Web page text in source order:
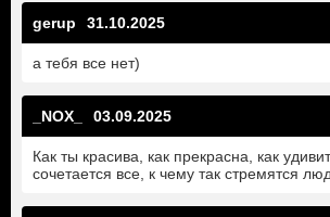
gerup 31.10.2025
а тебя все нет)
_NOX_ 03.09.2025
Как ты красива, как прекрасна, как
сочетается все, к чему так стремятся